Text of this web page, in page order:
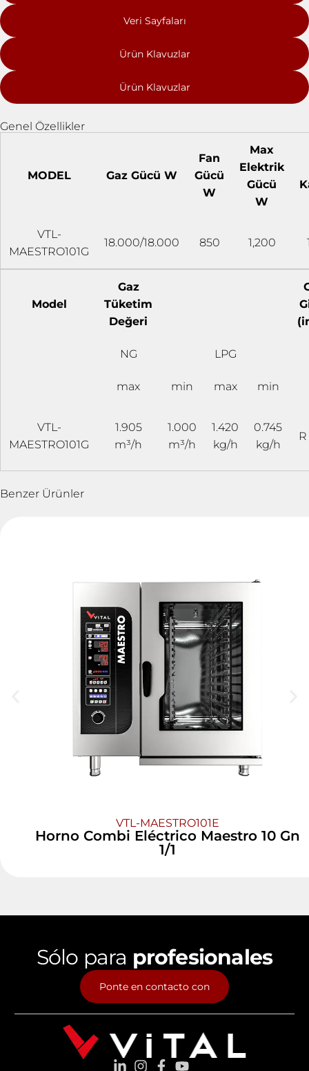
Veri Sayfaları
Ürün Klavuzlar
Ürün Klavuzlar
Genel Özellikler
MODEL Gaz Gücü W
Fan
Gücü
W
Max
Elektrik
Gücü
W
VTL-
MAESTRO101G
18.000/18.000 850 1,200
Model
Gaz
Tüketim
Değeri
NG LPG
max min max min
VTL-
MAESTRO101G
1.905
m³/h
1.000
m³/h
1.420
kg/h
0.745
kg/h
Benzer Ürünler
VTL-MAESTRO101E
Horno Combi Eléctrico Maestro 10 Gn
1/1
Sólo para profesionales
Ponte en contacto con